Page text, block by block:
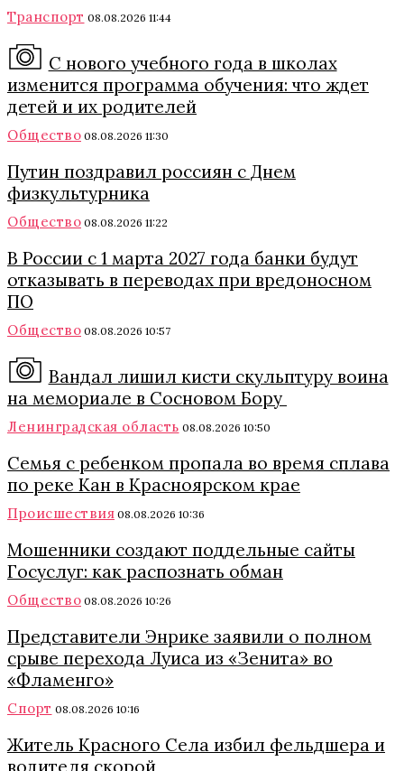
Транспорт 08.08.2026 11:44
С нового учебного года в школах
изменится программа обучения: что ждет
детей и их родителей
Общество 08.08.2026 11:30
Путин поздравил россиян с Днем
физкультурника
Общество 08.08.2026 11:22
В России с 1 марта 2027 года банки будут
отказывать в переводах при вредоносном
ПО
Общество 08.08.2026 10:57
Вандал лишил кисти скульптуру воина
на мемориале в Сосновом Бору
Ленинградская область 08.08.2026 10:50
Семья с ребенком пропала во время сплава
по реке Кан в Красноярском крае
Происшествия 08.08.2026 10:36
Мошенники создают поддельные сайты
Госуслуг: как распознать обман
Общество 08.08.2026 10:26
Представители Энрике заявили о полном
срыве перехода Луиса из «Зенита» во
«Фламенго»
Спорт 08.08.2026 10:16
Житель Красного Села избил фельдшера и
водителя скорой